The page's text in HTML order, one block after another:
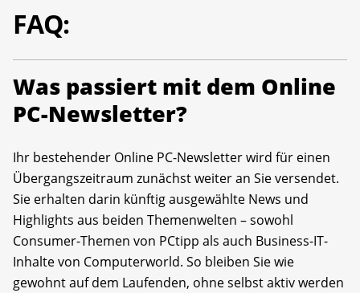
FAQ:
Was passiert mit dem Online
PC-Newsletter?
Ihr bestehender Online PC-Newsletter wird für einen
Übergangszeitraum zunächst weiter an Sie versendet.
Sie erhalten darin künftig ausgewählte News und
Highlights aus beiden Themenwelten – sowohl
Consumer-Themen von PCtipp als auch Business-IT-
Inhalte von Computerworld. So bleiben Sie wie
gewohnt auf dem Laufenden, ohne selbst aktiv werden